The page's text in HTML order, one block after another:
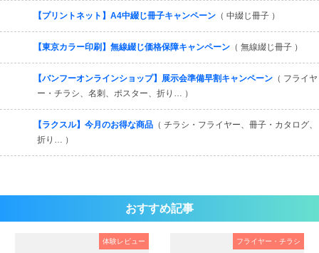
【プリントネット】A4中綴じ冊子キャンペーン （ 中綴じ冊子 ）
【東京カラー印刷】無線綴じ価格保障キャンペーン （ 無線綴じ冊子 ）
【バンフーオンラインショップ】展示会準備早割キャンペーン （ フライヤ
ー・チラシ、名刺、ポスター、折り… ）
【ラクスル】今月のお得な商品 （ チラシ・フライヤー、冊子・カタログ、
折り… ）
おすすめ記事
体験レビュー フライヤー・チラシ